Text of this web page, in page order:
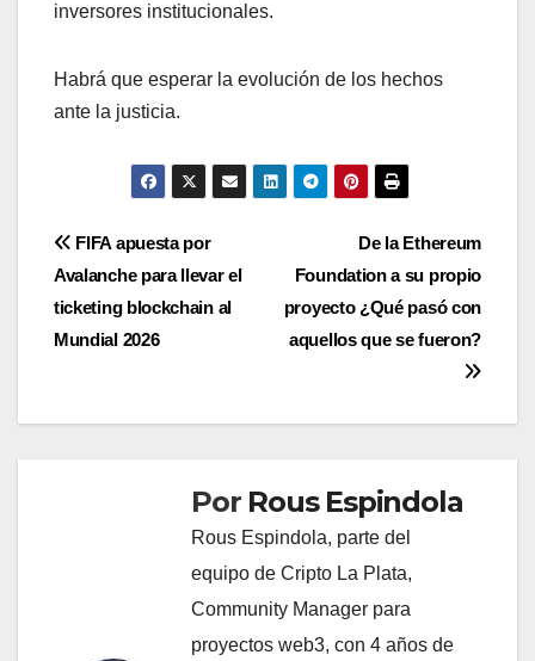
inversores institucionales.
Habrá que esperar la evolución de los hechos
ante la justicia.
Navegación
de
entradas
De la Ethereum
Foundation a su propio
proyecto ¿Qué pasó con
aquellos que se fueron?
FIFA apuesta por
Avalanche para llevar el
ticketing blockchain al
Mundial 2026
Por Rous Espindola
Rous Espindola, parte del
equipo de Cripto La Plata,
Community Manager para
proyectos web3, con 4 años de